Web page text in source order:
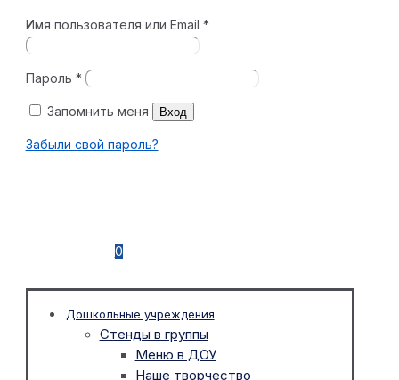
Имя пользователя или Email *
Пароль *
Запомнить меня Вход
Забыли свой пароль?
0
Дошкольные учреждения
Стенды в группы
Меню в ДОУ
Наше творчество